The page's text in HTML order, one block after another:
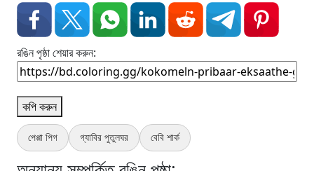
রঙিন পৃষ্ঠা শেয়ার করুন:
কপি করুন
পেপ্পা পিগ গ্যাবির পুতুলঘর বেবি শার্ক